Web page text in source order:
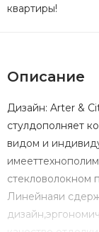
квартиры!
Описание
Дизайн: Arter &
стулдополняет
видом и
стекловолокном
Линейнаяи